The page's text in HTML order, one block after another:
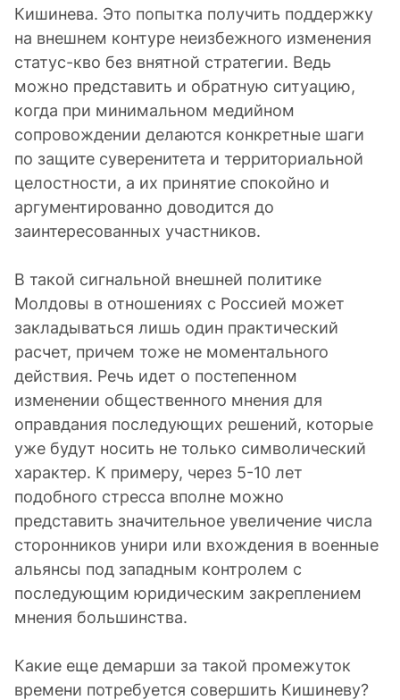
Кишинева. Это попытка получить поддержку
на внешнем контуре неизбежного изменения
статус-кво без внятной стратегии. Ведь
можно представить и обратную ситуацию,
когда при минимальном медийном
сопровождении делаются конкретные шаги
по защите суверенитета и территориальной
целостности, а их принятие спокойно и
аргументированно доводится до
заинтересованных участников.
В такой сигнальной внешней политике
Молдовы в отношениях с Россией может
закладываться лишь один практический
расчет, причем тоже не моментального
действия. Речь идет о постепенном
изменении общественного мнения для
оправдания последующих решений, которые
уже будут носить не только символический
характер. К примеру, через 5-10 лет
подобного стресса вполне можно
представить значительное увеличение числа
сторонников унири или вхождения в военные
альянсы под западным контролем с
последующим юридическим закреплением
мнения большинства.
Какие еще демарши за такой промежуток
времени потребуется совершить Кишиневу?